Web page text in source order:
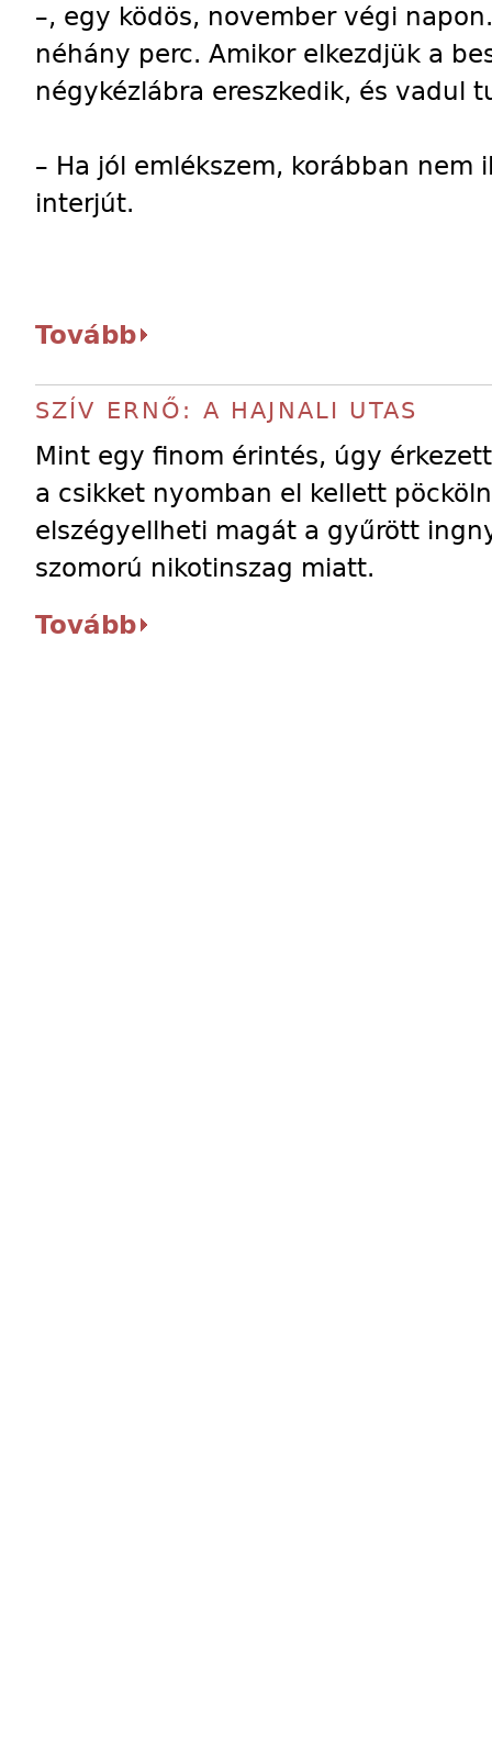
–, egy ködös, november végi
néhány perc. Amikor elkezdjük a
négykézlábra ereszkedik, és vadul
– Ha jól emlékszem, korábban
interjút.
Tovább
SZÍV ERNŐ: A HAJNALI UTAS
Mint egy finom érintés, úgy
a csikket nyomban el kellett
elszégyellheti magát a gyűrött
szomorú nikotinszag miatt.
Tovább